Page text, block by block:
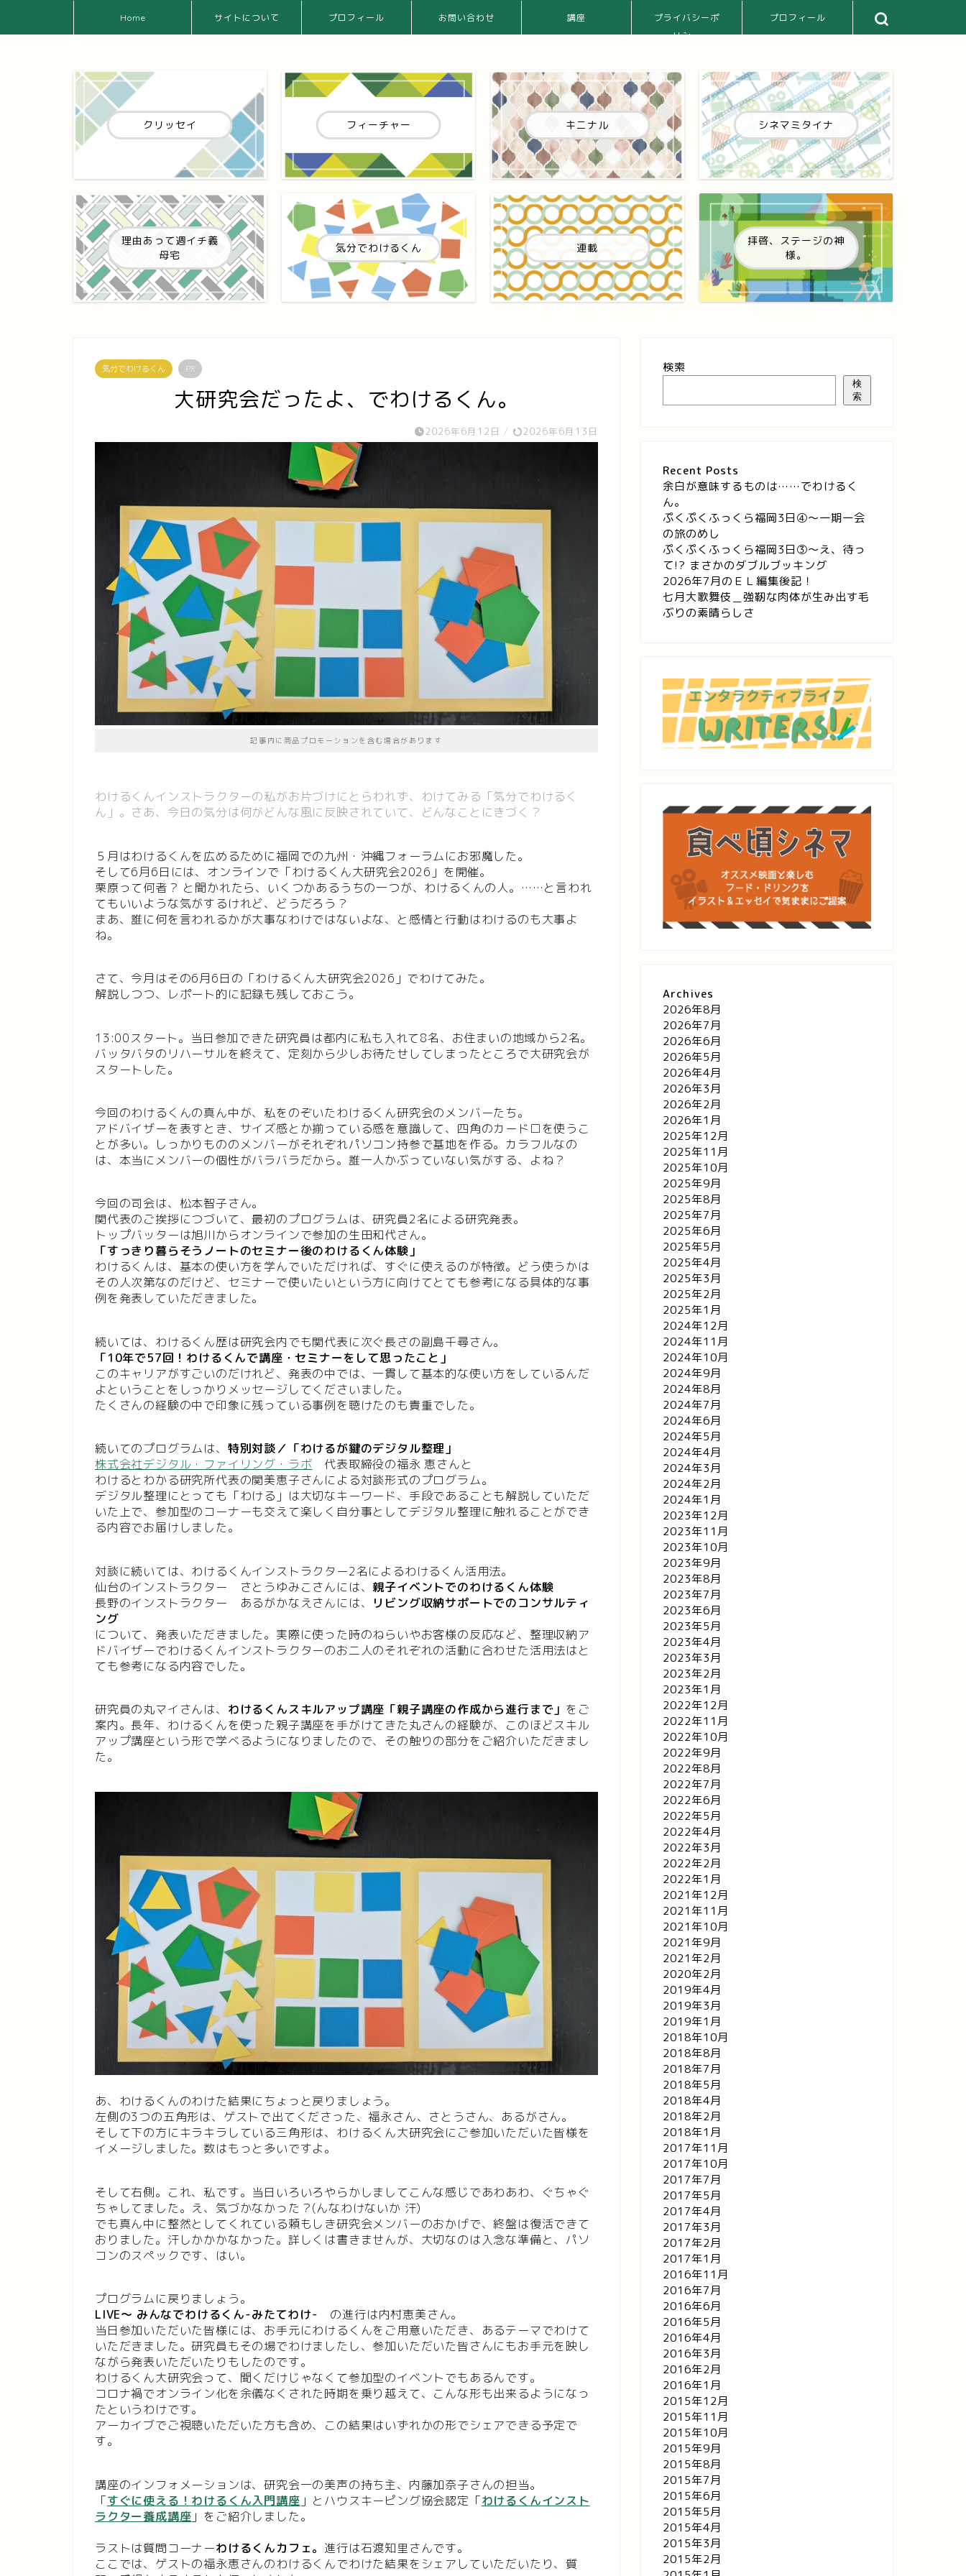
Home サイトについて プロフィール お問い合わせ 講座
プライバシーポ
リシー
プロフィール
クリッセイ フィーチャー キニナル シネマミタイナ
理由あって週イチ義
母宅
気分でわけるくん 連載
拝啓、ステージの神
様。
気分でわけるくん PR
大研究会だったよ、でわけるくん。
2026年6月12日 / 2026年6月13日
記事内に商品プロモーションを含む場合があります
わけるくんインストラクターの私がお片づけにとらわれず、わけてみる「気分でわけるく
ん」。さあ、今日の気分は何がどんな風に反映されていて、どんなことにきづく？
５月はわけるくんを広めるために福岡での九州・沖縄フォーラムにお邪魔した。
そして6月6日には、オンラインで「わけるくん大研究会2026」を開催。
栗原って何者？ と聞かれたら、いくつかあるうちの一つが、わけるくんの人。……と言われ
てもいいような気がするけれど、どうだろう？
まあ、誰に何を言われるかが大事なわけではないよな、と感情と行動はわけるのも大事よ
ね。
さて、今月はその6月6日の「わけるくん大研究会2026」でわけてみた。
解説しつつ、レポート的に記録も残しておこう。
13:00スタート。当日参加できた研究員は都内に私も入れて8名、お住まいの地域から2名。
バッタバタのリハーサルを終えて、定刻から少しお待たせしてしまったところで大研究会が
スタートした。
今回のわけるくんの真ん中が、私をのぞいたわけるくん研究会のメンバーたち。
アドバイザーを表すとき、サイズ感とか揃っている感を意識して、四角のカード□を使うこ
とが多い。しっかりもののメンバーがそれぞれパソコン持参で基地を作る。カラフルなの
は、本当にメンバーの個性がバラバラだから。誰一人かぶっていない気がする、よね？
今回の司会は、松本智子さん。
関代表のご挨拶につづいて、最初のプログラムは、研究員2名による研究発表。
トップバッターは旭川からオンラインで参加の生田和代さん。
「すっきり暮らそうノートのセミナー後のわけるくん体験」
わけるくんは、基本の使い方を学んでいただければ、すぐに使えるのが特徴。どう使うかは
その人次第なのだけど、セミナーで使いたいという方に向けてとても参考になる具体的な事
例を発表していただきました。
続いては、わけるくん歴は研究会内でも関代表に次ぐ長さの副島千尋さん。
「10年で57回！ わけるくんで講座・セミナーをして思ったこと」
このキャリアがすごいのだけれど、発表の中では、一貫して基本的な使い方をしているんだ
よということをしっかりメッセージしてくださいました。
たくさんの経験の中で印象に残っている事例を聴けたのも貴重でした。
続いてのプログラムは、 特別対談／「わけるが鍵のデジタル整理」
株式会社デジタル・ファイリング・ラボ 代表取締役の福永 恵さんと
わけるとわかる研究所代表の関美恵子さんによる対談形式のプログラム。
デジタル整理にとっても「わける」は大切なキーワード、手段であることも解説していただ
いた上で、参加型のコーナーも交えて楽しく自分事としてデジタル整理に触れることができ
る内容でお届けしました。
対談に続いては、わけるくんインストラクター2名によるわけるくん活用法。
仙台のインストラクター さとうゆみこさんには、 親子イベントでのわけるくん体験
長野のインストラクター あるがかなえさんには、
リビング収納サポートでのコンサルティ
ング
について、発表いただきました。実際に使った時のねらいやお客様の反応など、整理収納ア
ドバイザーでわけるくんインストラクターのお二人のそれぞれの活動に合わせた活用法はと
ても参考になる内容でした。
研究員の丸マイさんは、 わけるくんスキルアップ講座「親子講座の作成から進行まで」 をご
案内。長年、わけるくんを使った親子講座を手がけてきた丸さんの経験が、このほどスキル
アップ講座という形で学べるようになりましたので、その触りの部分をご紹介いただきまし
た。
あ、わけるくんのわけた結果にちょっと戻りましょう。
左側の3つの五角形は、ゲストで出てくださった、福永さん、さとうさん、あるがさん。
そして下の方にキラキラしている三角形は、わけるくん大研究会にご参加いただいた皆様を
イメージしました。数はもっと多いですよ。
そして右側。これ、私です。当日いろいろやらかしましてこんな感じであわあわ、ぐちゃぐ
ちゃしてました。え、気づかなかった？(んなわけないか 汗)
でも真ん中に整然としてくれている頼もしき研究会メンバーのおかげで、終盤は復活できて
おりました。汗しかかかなかった。詳しくは書きませんが、大切なのは入念な準備と、パソ
コンのスペックです、はい。
プログラムに戻りましょう。
LIVE～ みんなでわけるくん-みたてわけ- の進行は内村恵美さん。
当日参加いただいた皆様には、お手元にわけるくんをご用意いただき、あるテーマでわけて
いただきました。研究員もその場でわけましたし、参加いただいた皆さんにもお手元を映し
ながら発表いただいたりもしたのです。
わけるくん大研究会って、聞くだけじゃなくて参加型のイベントでもあるんです。
コロナ禍でオンライン化を余儀なくされた時期を乗り越えて、こんな形も出来るようになっ
たというわけです。
アーカイブでご視聴いただいた方も含め、この結果はいずれかの形でシェアできる予定で
す。
講座のインフォメーションは、研究会一の美声の持ち主、内藤加奈子さんの担当。
「すぐに使える！わけるくん入門講座 」とハウスキーピング協会認定「わけるくんインスト
ラクター養成講座 」をご紹介しました。
ラストは質問コーナーわけるくんカフェ。 進行は石渡知里さんです。
ここでは、ゲストの福永恵さんのわけるくんでわけた結果をシェアしていただいたり、質
検索
検
索
Recent Posts
余白が意味するものは……でわけるく
ん。
ぷくぷくふっくら福岡3日④～一期一会
の旅のめし
ぷくぷくふっくら福岡3日③～え、待っ
て!? まさかのダブルブッキング
2026年7月のＥＬ編集後記！
七月大歌舞伎＿強靭な肉体が生み出す毛
ぶりの素晴らしさ
Archives
2026年8月
2026年7月
2026年6月
2026年5月
2026年4月
2026年3月
2026年2月
2026年1月
2025年12月
2025年11月
2025年10月
2025年9月
2025年8月
2025年7月
2025年6月
2025年5月
2025年4月
2025年3月
2025年2月
2025年1月
2024年12月
2024年11月
2024年10月
2024年9月
2024年8月
2024年7月
2024年6月
2024年5月
2024年4月
2024年3月
2024年2月
2024年1月
2023年12月
2023年11月
2023年10月
2023年9月
2023年8月
2023年7月
2023年6月
2023年5月
2023年4月
2023年3月
2023年2月
2023年1月
2022年12月
2022年11月
2022年10月
2022年9月
2022年8月
2022年7月
2022年6月
2022年5月
2022年4月
2022年3月
2022年2月
2022年1月
2021年12月
2021年11月
2021年10月
2021年9月
2021年2月
2020年2月
2019年4月
2019年3月
2019年1月
2018年10月
2018年8月
2018年7月
2018年5月
2018年4月
2018年2月
2018年1月
2017年11月
2017年10月
2017年7月
2017年5月
2017年4月
2017年3月
2017年2月
2017年1月
2016年11月
2016年7月
2016年6月
2016年5月
2016年4月
2016年3月
2016年2月
2016年1月
2015年12月
2015年11月
2015年10月
2015年9月
2015年8月
2015年7月
2015年6月
2015年5月
2015年4月
2015年3月
2015年2月